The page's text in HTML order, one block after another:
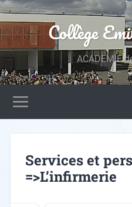
Collège
ACADEMIE
Services et
=>L’infirmerie